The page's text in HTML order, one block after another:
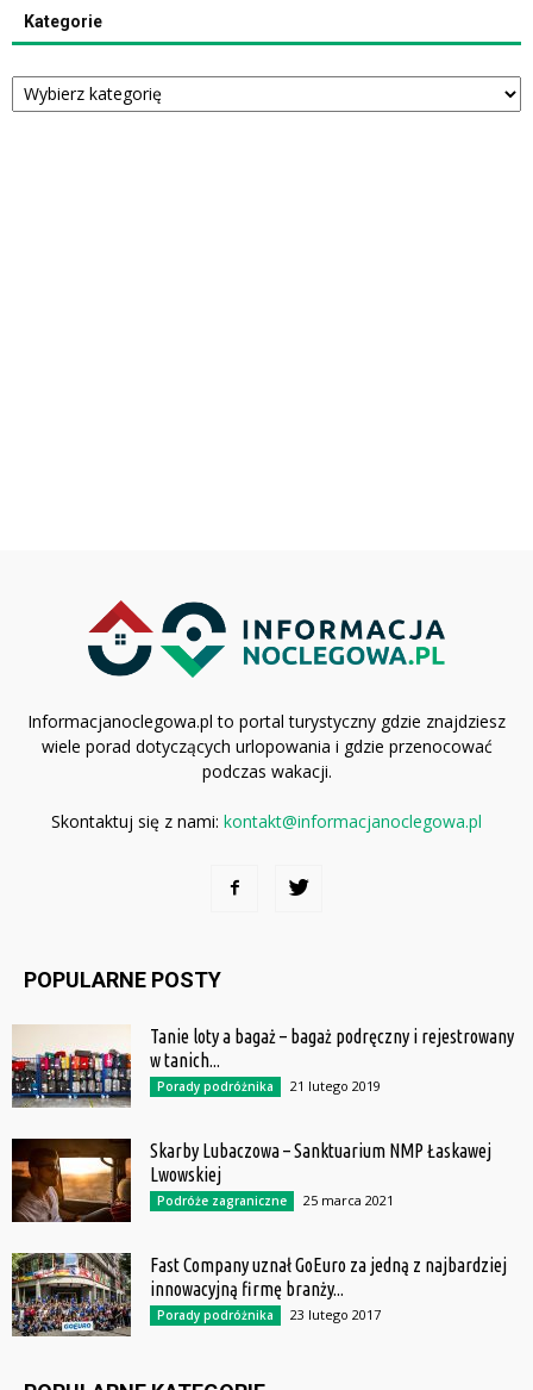
Kategorie
Kategorie
Informacjanoclegowa.pl to portal turystyczny gdzie znajdziesz
wiele porad dotyczących urlopowania i gdzie przenocować
podczas wakacji.
Skontaktuj się z nami: kontakt@informacjanoclegowa.pl
POPULARNE POSTY
Tanie loty a bagaż – bagaż podręczny i rejestrowany
w tanich...
Porady podróżnika 21 lutego 2019
Skarby Lubaczowa – Sanktuarium NMP Łaskawej
Lwowskiej
Podróże zagraniczne 25 marca 2021
Fast Company uznał GoEuro za jedną z najbardziej
innowacyjną firmę branży...
Porady podróżnika 23 lutego 2017